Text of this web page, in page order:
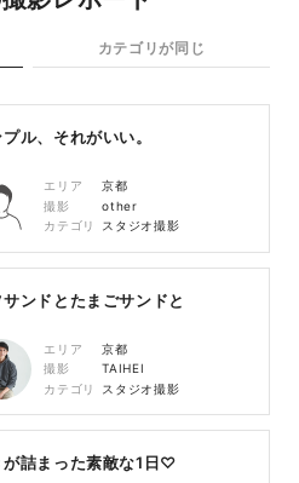
カテゴリが同じ
ル、それがいい。
エリア
京都
撮影
other
カテゴリ
スタジオ撮影
サンドとたまごサンドと
エリア
京都
撮影
TAIHEI
カテゴリ
スタジオ撮影
が詰まった素敵な1日♡